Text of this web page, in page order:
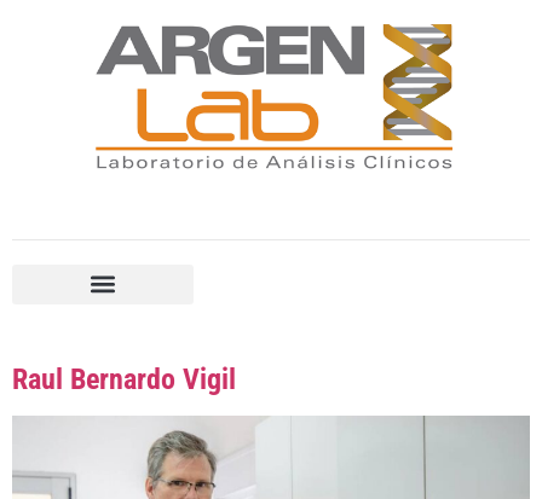
Raul Bernardo Vigil